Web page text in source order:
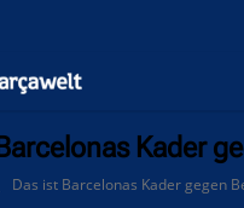
Kader
Das ist Barcelonas Kader gegen